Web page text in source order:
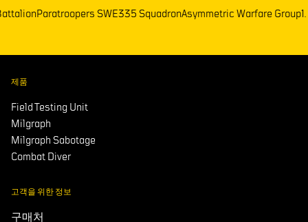
BattalionParatroopers SWE335 SquadronAsymmetric Warfare
제품
Field Testing Unit
Milgraph
Milgraph Sabotage
Combat Diver
고객을 위한 정보
구매처